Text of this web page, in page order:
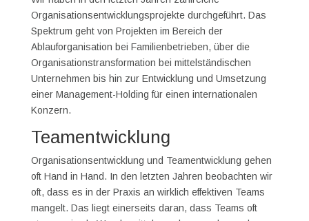
Organisationsentwicklungsprojekte durchgeführt. Das
Spektrum geht von Projekten im Bereich der
Ablauforganisation bei Familienbetrieben, über die
Organisationstransformation bei mittelständischen
Unternehmen bis hin zur Entwicklung und Umsetzung
einer Management-Holding für einen internationalen
Konzern.
Teamentwicklung
Organisationsentwicklung und Teamentwicklung gehen
oft Hand in Hand. In den letzten Jahren beobachten wir
oft, dass es in der Praxis an wirklich effektiven Teams
mangelt. Das liegt einerseits daran, dass Teams oft